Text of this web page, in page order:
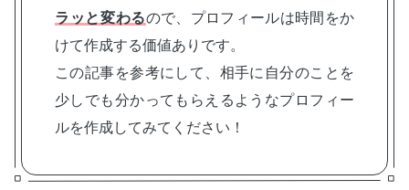
ラッと変わるので、プロフィールは時間をか
けて作成する価値ありです。
この記事を参考にして、相手に自分のことを
少しでも分かってもらえるようなプロフィー
ルを作成してみてください！